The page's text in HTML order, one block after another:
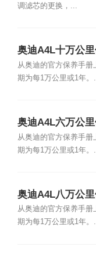
调滤芯的更换，...
奥迪A4L十万公
10万公里保养项
从奥迪的官方保养手
期为每1万公里或1年。...
奥迪A4L六万公
6万公里保养项目
从奥迪的官方保养手
期为每1万公里或1年。...
奥迪A4L八万公
8万公里保养项目
从奥迪的官方保养手册
期为每1万公里或1年。